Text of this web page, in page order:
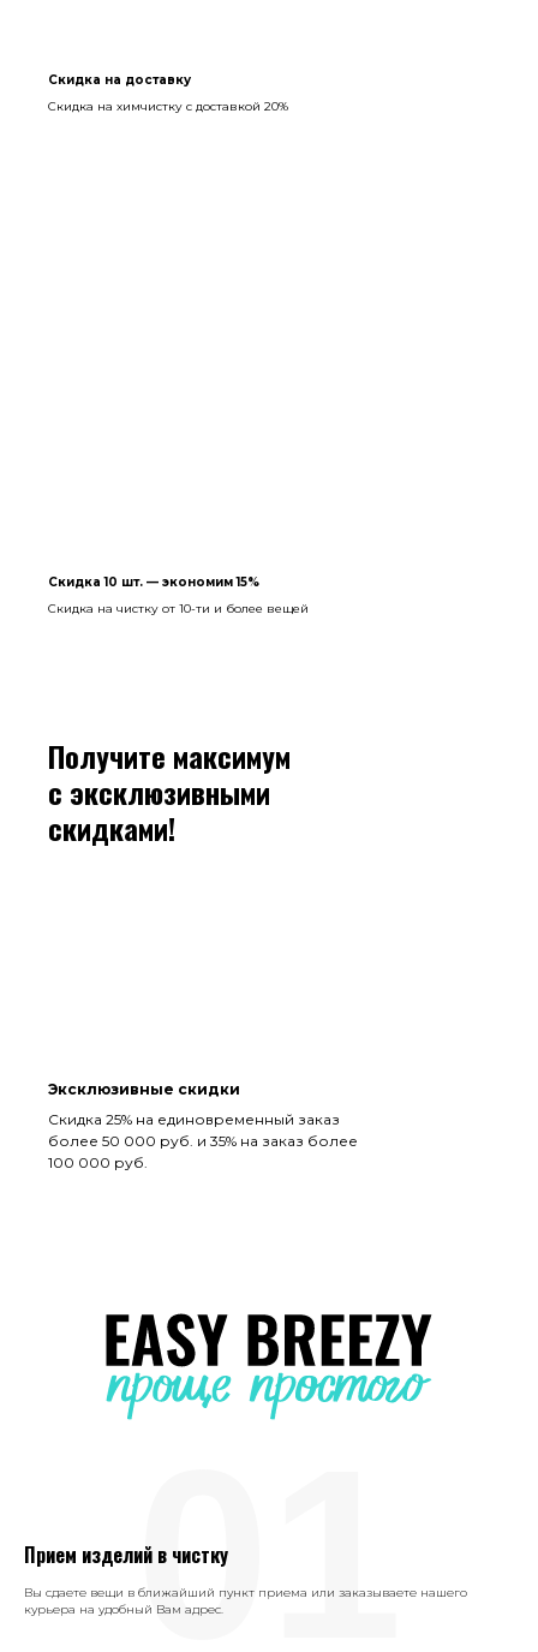
Скидка на доставку
Скидка на химчистку с доставкой 20%
Скидка 10 шт. — экономим 15%
Скидка на чистку от 10-ти и более вещей
Получите максимум
с эксклюзивными
скидками!
Эксклюзивные скидки
Скидка 25% на единовременный заказ
более 50 000 руб. и 35% на заказ более
100 000 руб.
Прием изделий в чистку
Вы сдаете вещи в ближайший пункт приема или заказываете нашего
курьера на удобный Вам адрес.01